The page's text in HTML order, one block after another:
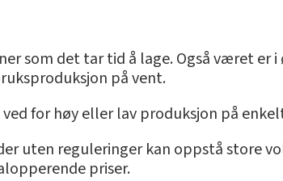
som det tar tid å lage. Også været er i
på vent.
for høy eller lav produksjon på
uten reguleringer kan oppstå store
priser.